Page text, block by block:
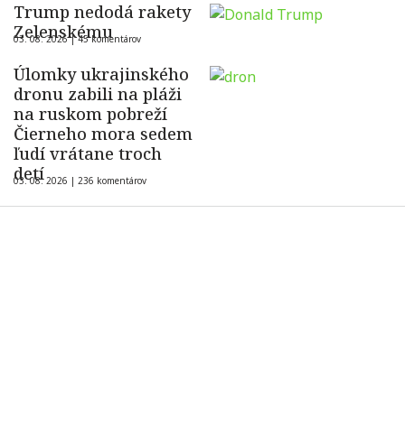
Trump nedodá rakety
Zelenskému
03. 08. 2026 |45 komentárov
Úlomky ukrajinského
dronu zabili na pláži
na ruskom pobreží
Čierneho mora sedem
ľudí vrátane troch
detí
03. 08. 2026 | 236 komentárov